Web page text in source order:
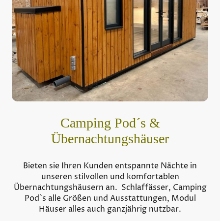
Camping Pod´s &
Übernachtungshäuser
Bieten sie Ihren Kunden entspannte Nächte in
unseren stilvollen und komfortablen
Übernachtungshäusern an. Schlaffässer, Camping
Pod`s alle Größen und Ausstattungen, Modul
Häuser alles auch ganzjährig nutzbar.